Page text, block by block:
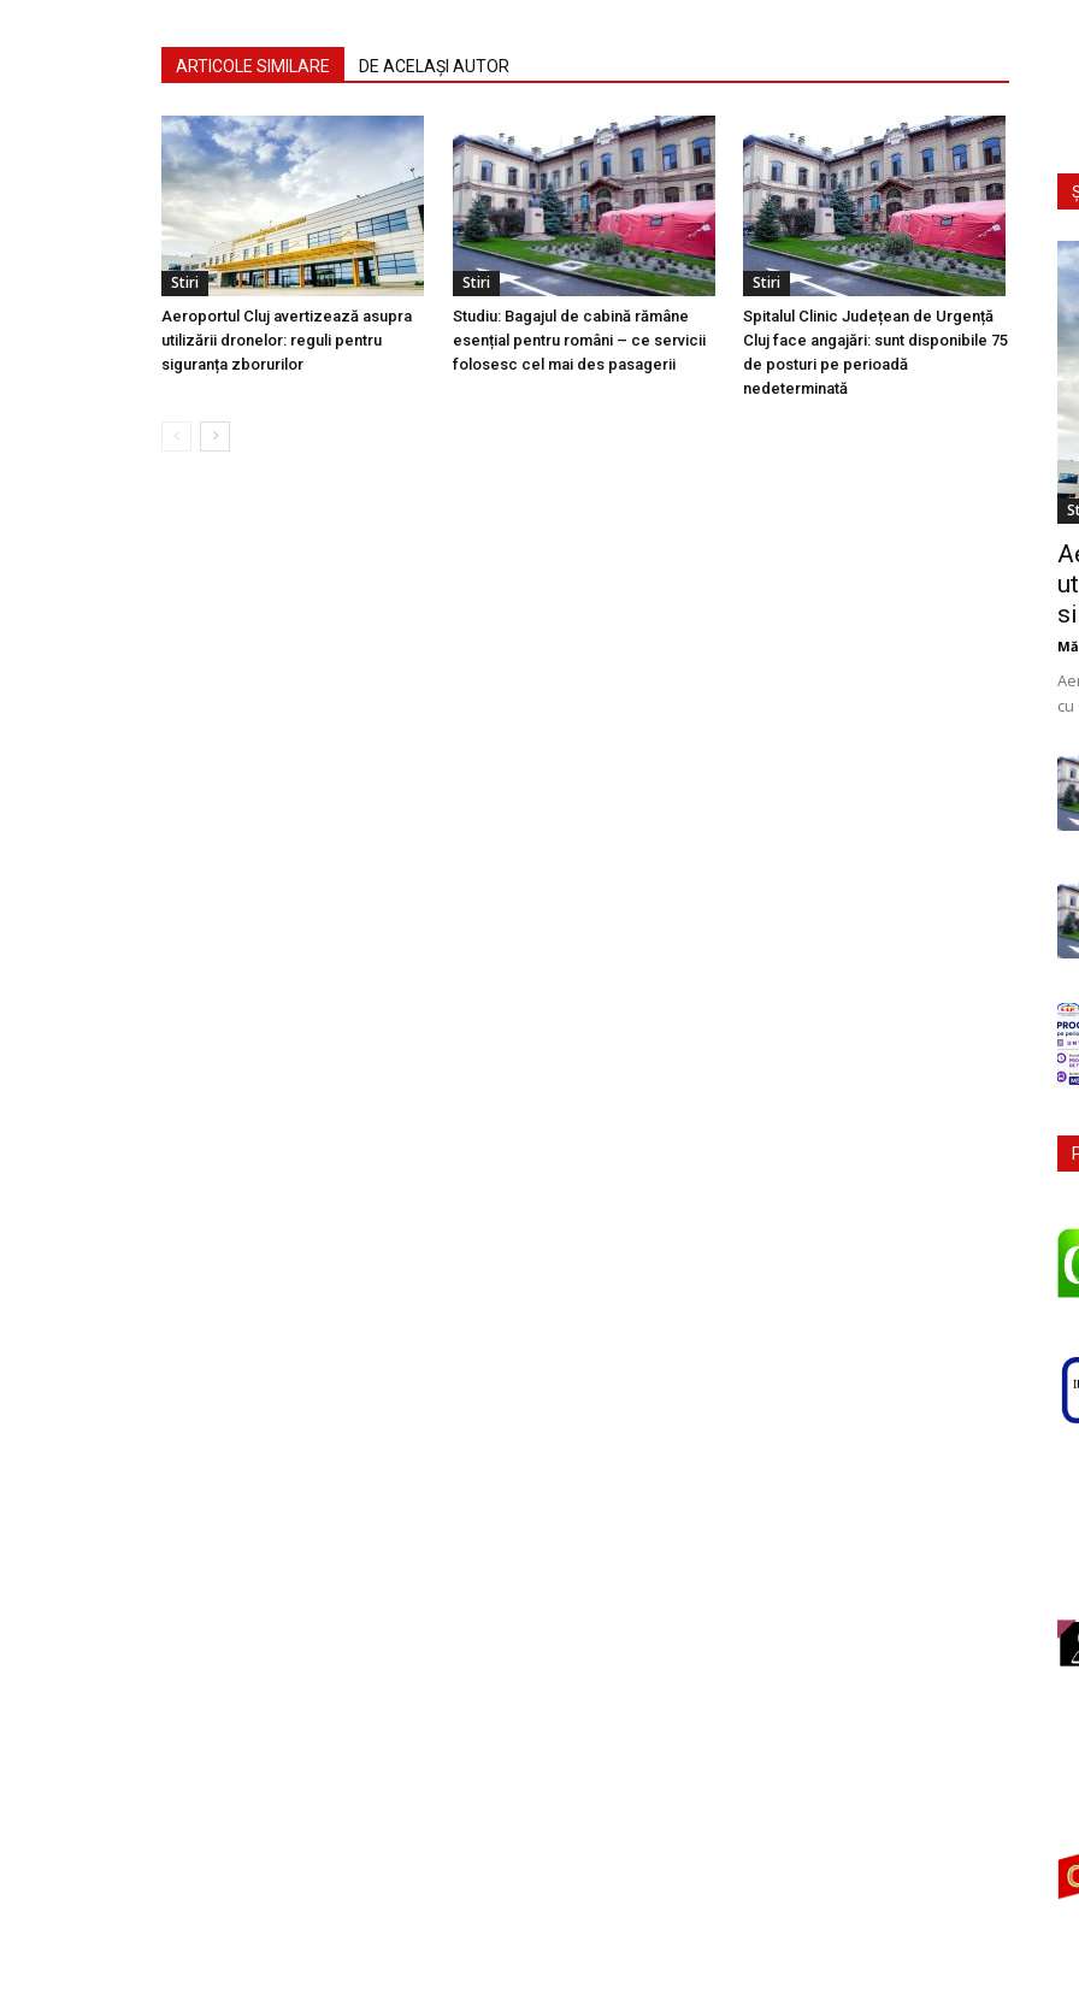
ARTICOLE SIMILARE DE ACELAȘI AUTOR
Stiri
Aeroportul Cluj avertizează asupra
utilizării dronelor: reguli pentru
siguranța zborurilor
Stiri
Studiu: Bagajul de cabină rămâne
esențial pentru români – ce servicii
folosesc cel mai des pasagerii
Stiri
Spitalul Clinic Județean de Urgență
Cluj face angajări: sunt disponibile 75
de posturi pe perioadă
nedeterminată